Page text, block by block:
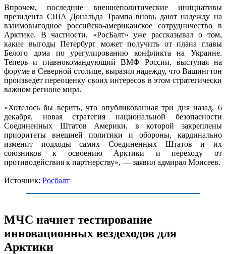
Впрочем, последние внешнеполитические инициативы
президента США Дональда Трампа вновь дают надежду на
взаимовыгодное российско-американское сотрудничество в
Арктике. В частности, «РосБалт» уже рассказывал о том,
какие выгоды Петербург может получить от плана главы
Белого дома по урегулированию конфликта на Украине.
Теперь и главнокомандующий ВМФ России, выступая на
форуме в Северной столице, выразил надежду, что Вашингтон
произведет переоценку своих интересов в этом стратегически
важном регионе мира.
«Хотелось бы верить, что опубликованная три дня назад, 6
декабря, новая стратегия национальной безопасности
Соединенных Штатов Америки, в которой закреплены
приоритеты внешней политики и обороны, кардинально
изменит подходы самих Соединенных Штатов и их
союзников к освоению Арктики и переходу от
противодействия к партнерству», — заявил адмирал Моисеев.
Источник: Росбалт
МЧС начнет тестирование
инновационных вездеходов для
Арктики